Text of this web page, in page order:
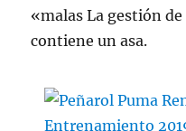
«malas La gestión
contiene un asa.